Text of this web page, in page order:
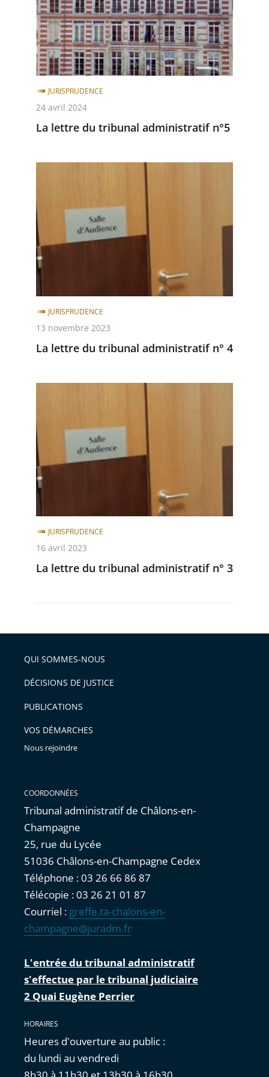
administratif
n°5
La lettre du tribunal administratif n°5
JURISPRUDENCE
24 avril 2024
du
tribunal
administratif
n°
4
La lettre du tribunal administratif n° 4
JURISPRUDENCE
13 novembre 2023
du
tribunal
administratif
n°
3
La lettre du tribunal administratif n° 3
JURISPRUDENCE
16 avril 2023
QUI SOMMES-NOUS
DÉCISIONS DE JUSTICE
PUBLICATIONS
VOS DÉMARCHES
Nous rejoindre
COORDONNÉES
Tribunal administratif de Châlons-en-
Champagne
25, rue du Lycée
51036 Châlons-en-Champagne Cedex
Téléphone : 03 26 66 86 87
Télécopie : 03 26 21 01 87
Courriel : greffe.ta-chalons-en-
champagne@juradm.fr
L'entrée du tribunal administratif
s'effectue par le tribunal judiciaire
2 Quai Eugène Perrier
HORAIRES
Heures d'ouverture au public :
du lundi au vendredi